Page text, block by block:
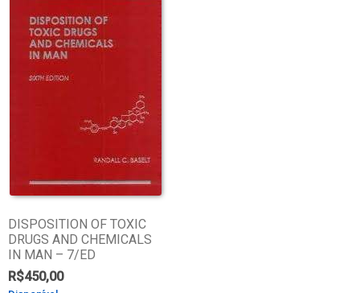
DISPOSITION OF TOXIC
DRUGS AND CHEMICALS
IN MAN – 7/ED
R$450,00